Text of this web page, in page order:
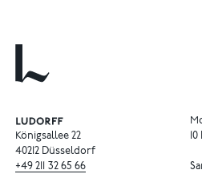
Königsallee 22
40212 Düsseldorf
+49 211 32 65 66